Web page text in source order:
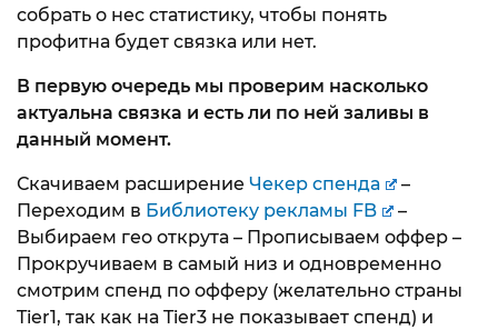
собрать о нес статистику, чтобы понять
профитна будет связка или нет.
В первую очередь мы проверим насколько
актуальна связка и есть ли по ней заливы в
данный момент.
Скачиваем расширение Чекер спенда
–
Переходим в Библиотеку рекламы FB
–
Выбираем гео открута – Прописываем оффер –
Прокручиваем в самый низ и одновременно
смотрим спенд по офферу (желательно страны
Tier1, так как на Tier3 не показывает спенд) и